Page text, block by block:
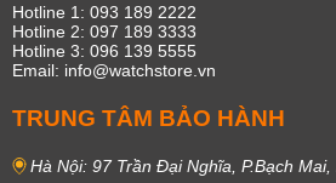
Hotline 1: 093 189 2222
Hotline 2: 097 189 3333
Hotline 3: 096 139 5555
Email: info@watchstore.vn
TRUNG TÂM BẢO HÀNH
Hà Nội: 97 Trần Đại Nghĩa, P.Bạch Mai,